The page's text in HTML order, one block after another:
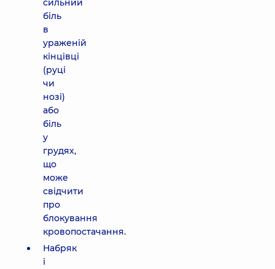
сильний
біль
в
ураженій
кінцівці
(руці
чи
нозі)
або
біль
у
грудях,
що
може
свідчити
про
блокування
кровопостачання.
Набряк
і